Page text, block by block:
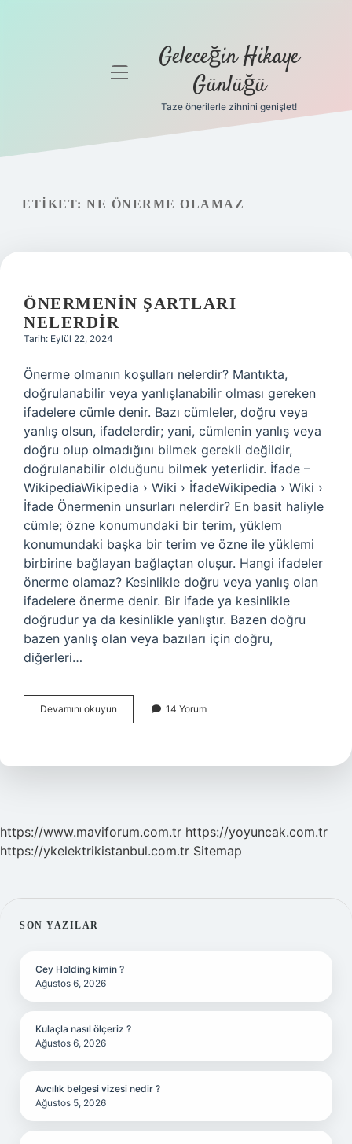
Gizlilik
Yasal Uyarı
Hakkımızda
menüyü Geleceğin Hikaye
Günlüğü
Taze önerilerle zihnini genişlet!
ETIKET: NE ÖNERME OLAMAZ
ÖNERMENIN ŞARTLARI
NELERDIR
Tarih: Eylül 22, 2024
Önerme olmanın koşulları nelerdir? Mantıkta,
doğrulanabilir veya yanlışlanabilir olması gereken
ifadelere cümle denir. Bazı cümleler, doğru veya
yanlış olsun, ifadelerdir; yani, cümlenin yanlış veya
doğru olup olmadığını bilmek gerekli değildir,
doğrulanabilir olduğunu bilmek yeterlidir. İfade –
WikipediaWikipedia › Wiki › İfadeWikipedia › Wiki ›
İfade Önermenin unsurları nelerdir? En basit haliyle
cümle; özne konumundaki bir terim, yüklem
konumundaki başka bir terim ve özne ile yüklemi
birbirine bağlayan bağlaçtan oluşur. Hangi ifadeler
önerme olamaz? Kesinlikle doğru veya yanlış olan
ifadelere önerme denir. Bir ifade ya kesinlikle
doğrudur ya da kesinlikle yanlıştır. Bazen doğru
bazen yanlış olan veya bazıları için doğru,
diğerleri…
Devamını okuyun Önermenin
Şartları
14 Yorum
https://www.maviforum.com.tr https://yoyuncak.com.tr
https://ykelektrikistanbul.com.tr Sitemap
SIDEBAR
SON YAZILAR
Cey Holding kimin ?
Ağustos 6, 2026
Kulaçla nasıl ölçeriz ?
Ağustos 6, 2026
Avcılık belgesi vizesi nedir ?
Ağustos 5, 2026